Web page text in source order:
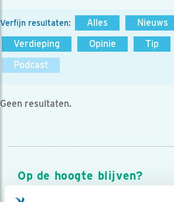
Verfijn resultaten: Alles Nieuws
Verdieping
Opinie Tip
Podcast
Geen resultaten.
Op de hoogte blijven?
Meld je aan en ontvang nieuws,